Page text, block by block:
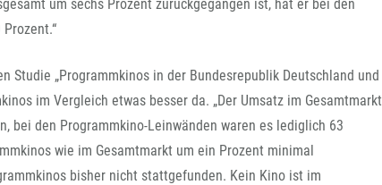
um sechs Prozent zurückgegangen ist, hat er bei den
Studie „Programmkinos in der Bundesrepublik Deutschland und
im Vergleich etwas besser da. „Der Umsatz im Gesamtmarkt
bei den Programmkino-Leinwänden waren es lediglich 63
wie im Gesamtmarkt um ein Prozent minimal
bisher nicht stattgefunden. Kein Kino ist im